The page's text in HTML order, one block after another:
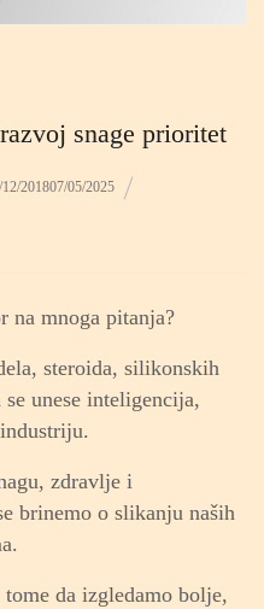
snage prioritet
201807/05/2025
na mnoga pitanja?
steroida, silikonskih
unese inteligencija,
zdravlje i
brinemo o slikanju naših
da izgledamo bolje,